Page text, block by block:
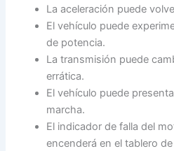
La aceleración puede
El vehículo puede
de potencia.
La transmisión puede
errática.
El vehículo puede
marcha.
El indicador de falla del
encenderá en el tablero